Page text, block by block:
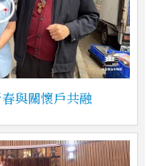
與關懷戶共融